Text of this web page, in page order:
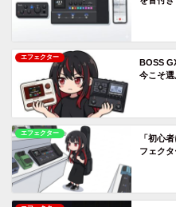
エフェクター
BOSS
今こそ
エフェクター
「初心
フェク